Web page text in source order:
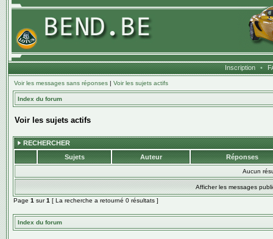
Inscription •
Voir les messages sans réponses | Voir les sujets actifs
Index du forum
Voir les sujets actifs
RECHERCHER
Sujets
Auteur Réponses
Aucun
Afficher les messages
Page 1 sur1 [ La recherche a retourné 0 résultats ]
Index du forum